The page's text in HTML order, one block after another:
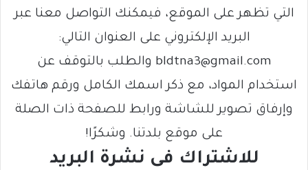
التي تظهر على الموقع، فيمكنك التواصل معنا عبر
البريد الإلكتروني على العنوان التالي:
bldtna3@gmail.com والطلب بالتوقف عن
استخدام المواد، مع ذكر اسمك الكامل ورقم هاتفك
وإرفاق تصوير للشاشة ورابط للصفحة ذات الصلة
على موقع بلدتنا. وشكرًا!
للاشتراك فى نشرة البريد